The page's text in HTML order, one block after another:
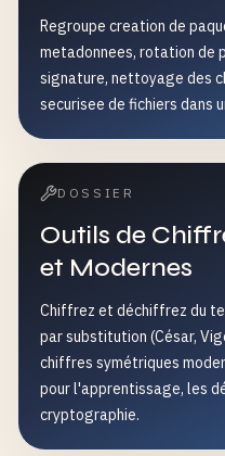
Regroupe creation de
metadonnees, rotation de
signature, nettoyage des
securisee de fichiers dans
DOSSIER
Outils de
et Modernes
Chiffrez et déchiffrez du
par substitution (César,
chiffres symétriques
pour l'apprentissage, les
cryptographie.